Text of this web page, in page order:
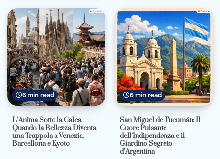
6 min read
L’Anima Sotto la Calca:
Quando la Bellezza Diventa
una Trappola a Venezia,
Barcellona e Kyoto
6 min read
San Miguel de Tucumán: Il
Cuore Pulsante
dell’Indipendenza e il
Giardino Segreto
d’Argentina